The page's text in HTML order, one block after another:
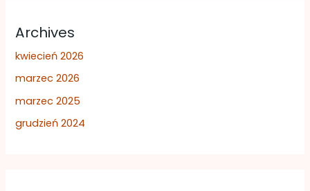
Archives
kwiecień 2026
marzec 2026
marzec 2025
grudzień 2024